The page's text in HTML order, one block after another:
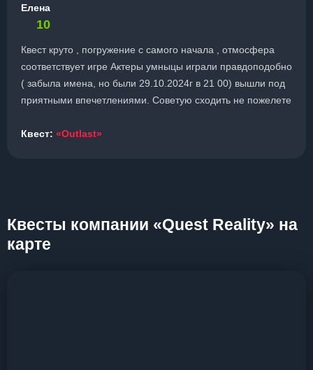
Елена
10
Квест круто , погружение с самого начала , отмосфера
соответствует игре Актеры умныцы играли правдоподобно
( забыла имена, но были 29.10.2024г в 21 00) вышли под
приятными впечетлениями. Советую сходить не пожелете
Квест: «Outlast»
Квесты компании «Quest Reality» на
карте